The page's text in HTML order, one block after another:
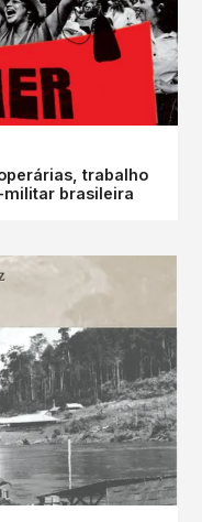
brasileira